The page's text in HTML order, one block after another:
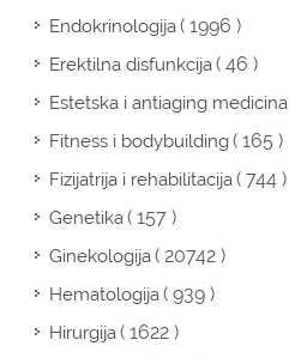
Endokrinologija( 1996 )
Erektilna disfunkcija( 46 )
Estetska i antiaging medicina
Fitness i bodybuilding( 165 )
Fizijatrija i rehabilitacija( 744 )
Genetika( 157 )
Ginekologija( 20742 )
Hematologija( 939 )
Hirurgija( 1622 )